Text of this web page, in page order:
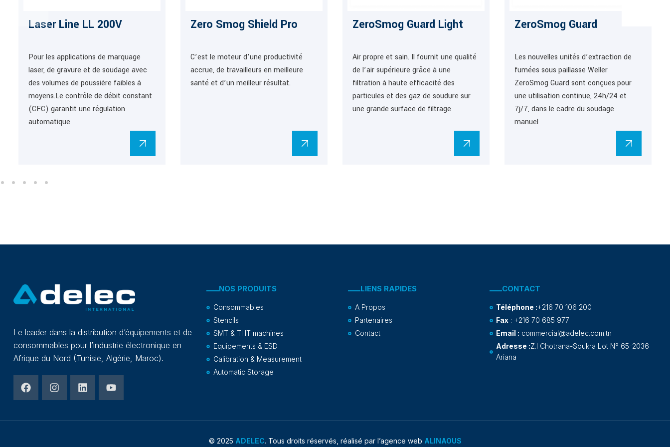
Laser Line LL 200V
Pour les applications de marquage
laser, de gravure et de soudage avec
des volumes de poussière faibles à
moyens.Le contrôle de débit constant
(CFC) garantit une régulation
automatique
Zero Smog Shield Pro
C’est le moteur d’une productivité
accrue, de travailleurs en meilleure
santé et d’un meilleur résultat.
ZeroSmog Guard Light
Air propre et sain. Il fournit une qualité
de l’air supérieure grâce à une
filtration à haute efficacité des
particules et des gaz de soudure sur
une grande surface de filtrage
ZeroSmog Guard
Les nouvelles unités d’extraction de
fumées sous paillasse Weller
ZeroSmog Guard sont conçues pour
une utilisation continue, 24h/24 et
7j/7, dans le cadre du soudage
manuel
Le leader dans la distribution d’équipements et de
consommables pour l’industrie électronique en
Afrique du Nord (Tunisie, Algérie, Maroc).
NOS PRODUITS
Consommables
Stencils
SMT & THT machines
Equipements & ESD
Calibration & Measurement
Automatic Storage
LIENS RAPIDES
A Propos
Partenaires
Contact
CONTACT
Téléphone :+216 70 106 200
Fax : +216 70 685 977
Email : commercial@adelec.com.tn
Adresse :Z.I Chotrana-Soukra Lot N° 65-2036
Ariana
© 2025 ADELEC. Tous droits réservés, réalisé par l’agence web ALINAOUS